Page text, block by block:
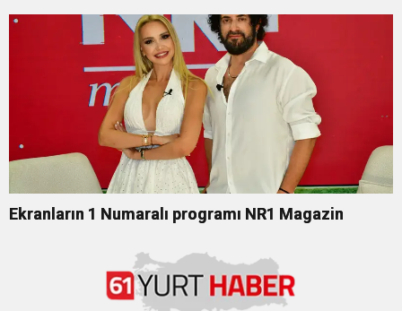
GÖRKEMLİ GALA
Ekranların 1 Numaralı programı NR1 Magazin